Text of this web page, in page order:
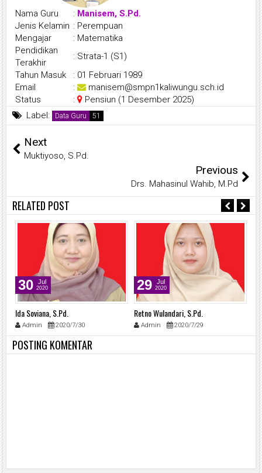
Nama Guru : Manisem, S.Pd.
Jenis Kelamin : Perempuan
Mengajar
: Matematika
Pendidikan
Terakhir
: Strata-1 (S1)
Tahun Masuk
: 01 Februari 1989
Email
:
manisem@smpn1kaliwungu.sch.id
Status
:
Pensiun (1 Desember 2025)
Label:
Data Guru
Next
Muktiyoso, S.Pd.
Previous
Drs. Mahasinul Wahib, M.Pd
RELATED POST
30 Jul
2020
Ida Soviana, S.Pd.
Admin 2020/7/30
29 Jul
2020
Retno Wulandari, S.Pd.
Admin 2020/7/29
POSTING KOMENTAR